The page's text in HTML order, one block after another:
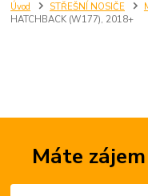
Úvod STŘEŠNÍ NOSIČE
HATCHBACK (W177), 2018+
Máte